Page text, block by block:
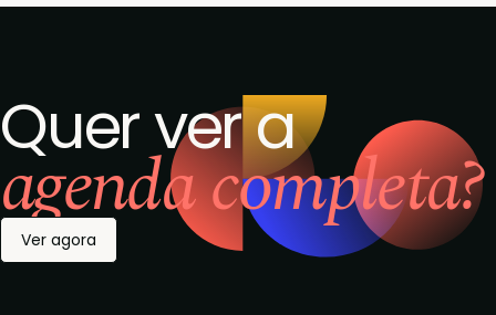
Quer ver a
agenda completa?
Ver agora